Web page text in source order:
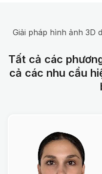
Giải pháp hình ảnh 3D
Tất cả các
cả các nhu cầu